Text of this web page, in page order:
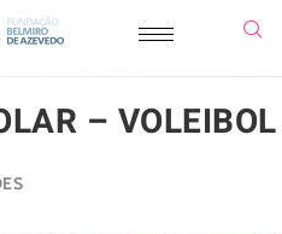
– VOLEIBOL